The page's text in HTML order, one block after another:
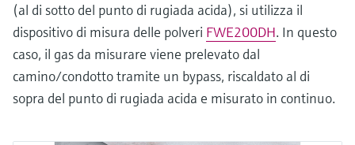
(al di sotto del punto di rugiada acida), si utilizza il
dispositivo di misura delle polveri FWE200DH. In questo
caso, il gas da misurare viene prelevato dal
camino/condotto tramite un bypass, riscaldato al di
sopra del punto di rugiada acida e misurato in continuo.